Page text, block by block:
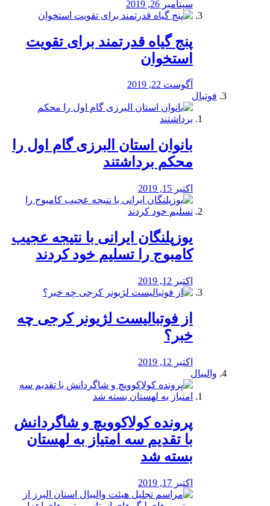
سپتامبر 26, 2019
پنج گیاه قدرتمند برای تقویت
استخوان
آگوست 22, 2019
فوتبال
بانوان استان البرزی گام اول را
محكم برداشتند
اکتبر 15, 2019
یوزپلنگان ایرانی با نتیجه عجیب
کامبوج را تسلیم خود کردند
اکتبر 12, 2019
از فوتبالیست لژیونر کرجی چه
خبر؟
اکتبر 12, 2019
والیبال
پرونده کولاکوویچ و شاگردانش
با تقدیم سه امتیاز به لهستان
بسته شد
اکتبر 17, 2019